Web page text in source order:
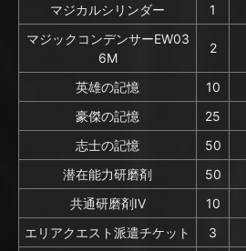
マジカルシリンダー
1
マジックコンデンサーEW03
6M
2
英雄の記憶 10
豪傑の記憶
25
志士の記憶
50
潜在能力研磨剤
50
共通研磨剤IV
10
エリアクエスト派遣チケット
3